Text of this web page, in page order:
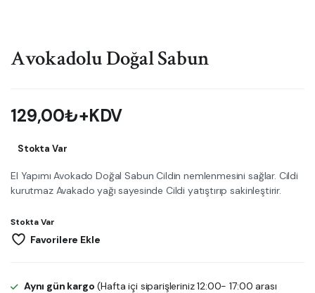
Avokadolu Doğal Sabun
129,00₺+KDV
Stokta Var
El Yapımı Avokado Doğal Sabun Cildin nemlenmesini sağlar. Cildi
kurutmaz Avakado yağı sayesinde Cildi yatıştırıp sakinleştirir.
Stokta Var
Favorilere Ekle
Aynı gün kargo (Hafta içi siparişleriniz 12:00- 17:00 arası